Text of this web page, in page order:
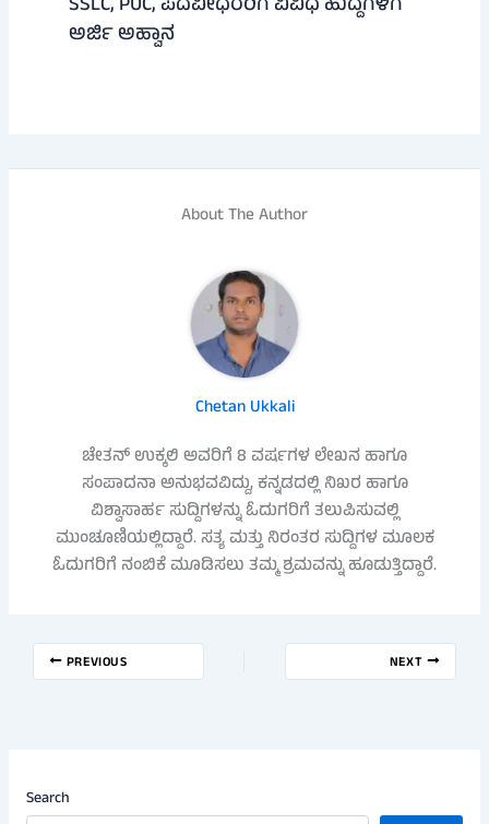
ಅರ್ಜಿ ಅಹ್ವಾನ
About The Author
Chetan Ukkali
ಚೇತನ್ ಉಕ್ಕಲಿ ಅವರಿಗೆ 8 ವರ್ಷಗಳ ಲೇಖನ ಹಾಗೂ
ಸಂಪಾದನಾ ಅನುಭವವಿದ್ದು, ಕನ್ನಡದಲ್ಲಿ ನಿಖರ ಹಾಗೂ
ವಿಶ್ವಾಸಾರ್ಹ ಸುದ್ದಿಗಳನ್ನು ಓದುಗರಿಗೆ ತಲುಪಿಸುವಲ್ಲಿ
ಮುಂಚೂಣಿಯಲ್ಲಿದ್ದಾರೆ. ಸತ್ಯ ಮತ್ತು ನಿರಂತರ ಸುದ್ದಿಗಳ ಮೂಲಕ
ಓದುಗರಿಗೆ ನಂಬಿಕೆ ಮೂಡಿಸಲು ತಮ್ಮ ಶ್ರಮವನ್ನು ಹೂಡುತ್ತಿದ್ದಾರೆ.
PREVIOUS NEXT
Search